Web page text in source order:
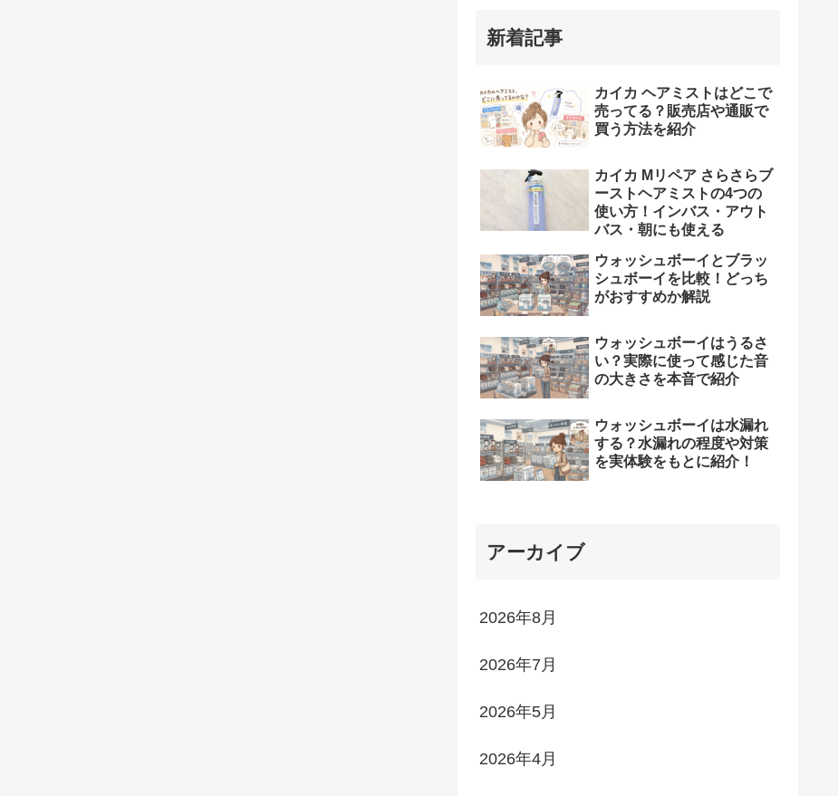
新着記事
カイカ ヘアミストはどこで
売ってる？販売店や通販で
買う方法を紹介
カイカ Mリペア さらさらブ
ーストヘアミストの4つの
使い方！インバス・アウト
バス・朝にも使える
ウォッシュボーイとブラッ
シュボーイを比較！どっち
がおすすめか解説
ウォッシュボーイはうるさ
い？実際に使って感じた音
の大きさを本音で紹介
ウォッシュボーイは水漏れ
する？水漏れの程度や対策
を実体験をもとに紹介！
アーカイブ
2026年8月
2026年7月
2026年5月
2026年4月